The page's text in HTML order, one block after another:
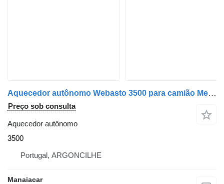
Aquecedor autônomo Webasto 3500 para camião Mercedes-Benz ACTROS/AXOR/ATEGO/AROCS
Preço sob consulta
Aquecedor autônomo
3500
Portugal, ARGONCILHE
Manaiacar